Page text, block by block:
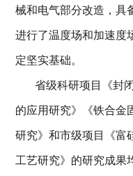
械和电气部分改造，具
进行了温度场和加速度
定坚实基础。
       省级科研项目《封闭电炉净化煤气在锰矿焙烧工艺中
的应用研究》《铁合金
研究》和市级项目《富
工艺研究》的研究成果